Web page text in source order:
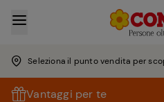
Seleziona il punto vendita per
Vantaggi per te